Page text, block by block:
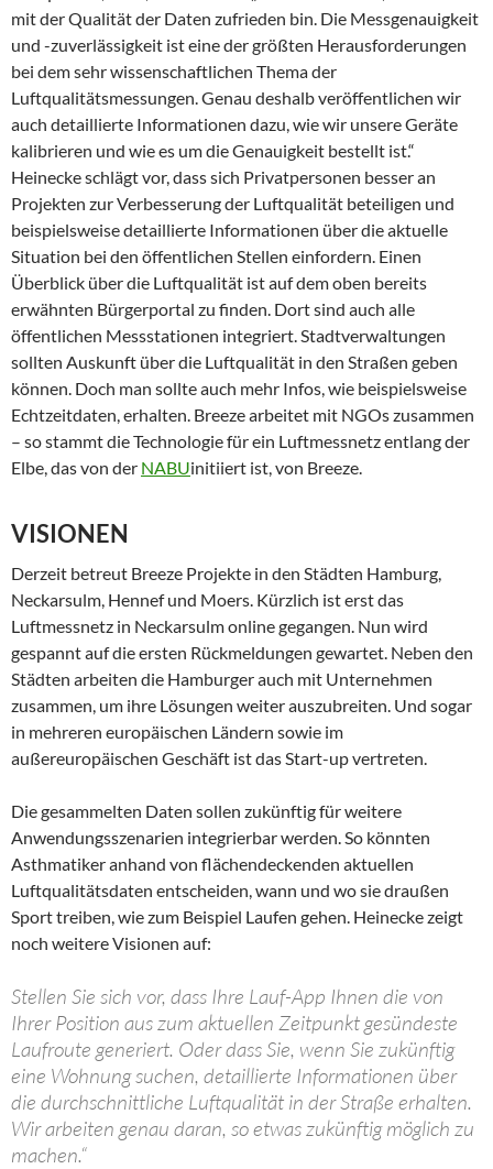
mit der Qualität der Daten zufrieden bin. Die Messgenauigkeit
und -zuverlässigkeit ist eine der größten Herausforderungen
bei dem sehr wissenschaftlichen Thema der
Luftqualitätsmessungen. Genau deshalb veröffentlichen wir
auch detaillierte Informationen dazu, wie wir unsere Geräte
kalibrieren und wie es um die Genauigkeit bestellt ist.“
Heinecke schlägt vor, dass sich Privatpersonen besser an
Projekten zur Verbesserung der Luftqualität beteiligen und
beispielsweise detaillierte Informationen über die aktuelle
Situation bei den öffentlichen Stellen einfordern. Einen
Überblick über die Luftqualität ist auf dem oben bereits
erwähnten Bürgerportal zu finden. Dort sind auch alle
öffentlichen Messstationen integriert. Stadtverwaltungen
sollten Auskunft über die Luftqualität in den Straßen geben
können. Doch man sollte auch mehr Infos, wie beispielsweise
Echtzeitdaten, erhalten. Breeze arbeitet mit NGOs zusammen
– so stammt die Technologie für ein Luftmessnetz entlang der
Elbe, das von der NABUinitiiert ist, von Breeze.
VISIONEN
Derzeit betreut Breeze Projekte in den Städten Hamburg,
Neckarsulm, Hennef und Moers. Kürzlich ist erst das
Luftmessnetz in Neckarsulm online gegangen. Nun wird
gespannt auf die ersten Rückmeldungen gewartet. Neben den
Städten arbeiten die Hamburger auch mit Unternehmen
zusammen, um ihre Lösungen weiter auszubreiten. Und sogar
in mehreren europäischen Ländern sowie im
außereuropäischen Geschäft ist das Start-up vertreten.
Die gesammelten Daten sollen zukünftig für weitere
Anwendungsszenarien integrierbar werden. So könnten
Asthmatiker anhand von flächendeckenden aktuellen
Luftqualitätsdaten entscheiden, wann und wo sie draußen
Sport treiben, wie zum Beispiel Laufen gehen. Heinecke zeigt
noch weitere Visionen auf:
Stellen Sie sich vor, dass Ihre Lauf-App Ihnen die von
Ihrer Position aus zum aktuellen Zeitpunkt gesündeste
Laufroute generiert. Oder dass Sie, wenn Sie zukünftig
eine Wohnung suchen, detaillierte Informationen über
die durchschnittliche Luftqualität in der Straße erhalten.
Wir arbeiten genau daran, so etwas zukünftig möglich zu
machen.“